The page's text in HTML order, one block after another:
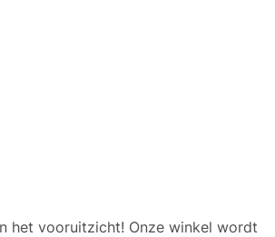
het vooruitzicht! Onze winkel wordt